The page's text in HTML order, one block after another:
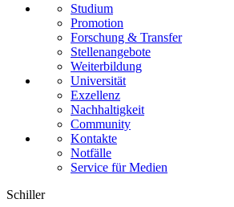
Studium
Promotion
Forschung & Transfer
Stellenangebote
Weiterbildung
Universität
Exzellenz
Nachhaltigkeit
Community
Kontakte
Notfälle
Service für Medien
Schiller